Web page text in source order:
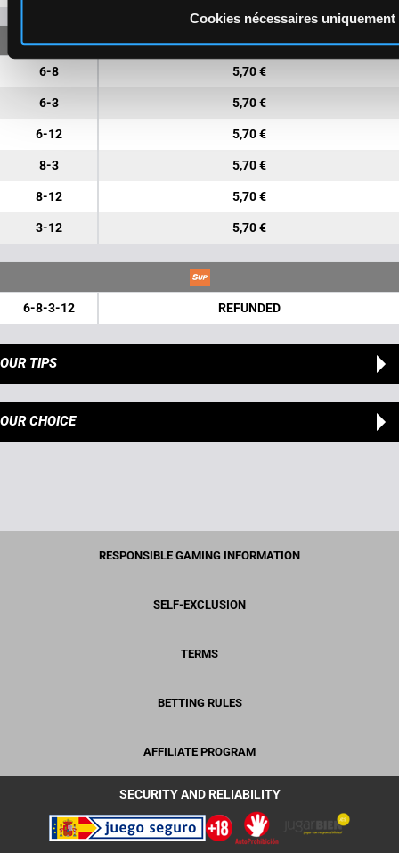
Cookies nécessaires uniquement
6-8 5,70 €
6-3 5,70 €
6-12 5,70 €
8-3 5,70 €
8-12 5,70 €
3-12 5,70 €
6-8-3-12 REFUNDED
OUR TIPS
OUR CHOICE
RESPONSIBLE GAMING INFORMATION
SELF-EXCLUSION
TERMS
BETTING RULES
AFFILIATE PROGRAM
SECURITY AND RELIABILITY